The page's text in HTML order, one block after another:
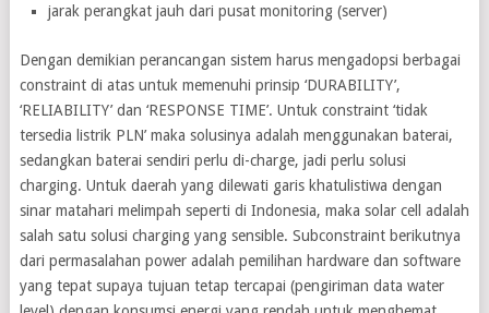
jarak perangkat jauh dari pusat monitoring (server)
Dengan demikian perancangan sistem harus mengadopsi berbagai
constraint di atas untuk memenuhi prinsip ‘DURABILITY’,
‘RELIABILITY’ dan ‘RESPONSE TIME’. Untuk constraint ‘tidak
tersedia listrik PLN’ maka solusinya adalah menggunakan baterai,
sedangkan baterai sendiri perlu di-charge, jadi perlu solusi
charging. Untuk daerah yang dilewati garis khatulistiwa dengan
sinar matahari melimpah seperti di Indonesia, maka solar cell adalah
salah satu solusi charging yang sensible. Subconstraint berikutnya
dari permasalahan power adalah pemilihan hardware dan software
yang tepat supaya tujuan tetap tercapai (pengiriman data water